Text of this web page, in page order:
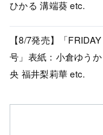
ひかる 溝端葵 etc.
【8/7発売】「
号」表紙：小倉ゆう
央 福井梨莉華 etc.